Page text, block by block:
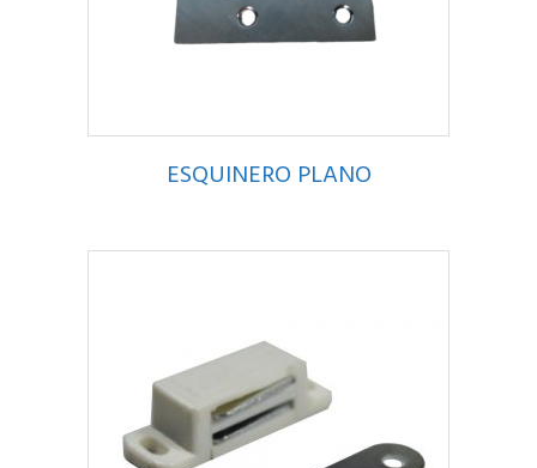
ESQUINERO PLANO